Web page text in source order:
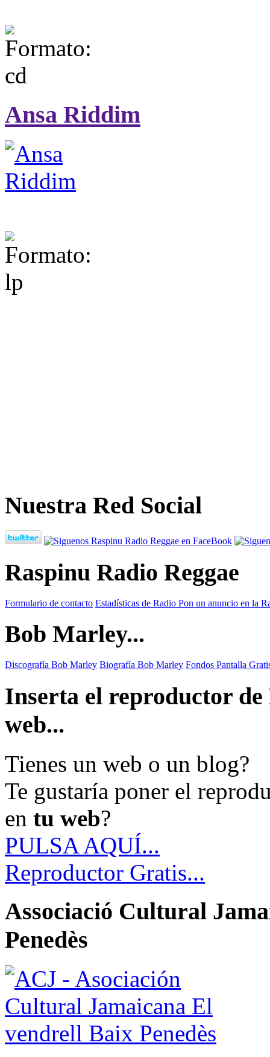
Ansa Riddim
Nuestra Red Social
Raspinu Radio Reggae
Formulario de contacto Estadísticas de Radio Pon un anuncio en la
Bob Marley...
Discografía Bob Marley Biografía Bob Marley Fondos Pantalla
Inserta el reproductor de
web...
Tienes un web o un blog?
Te gustaría poner el
en tu web?
PULSA AQUÍ...
Reproductor Gratis...
Associació Cultural
Penedès